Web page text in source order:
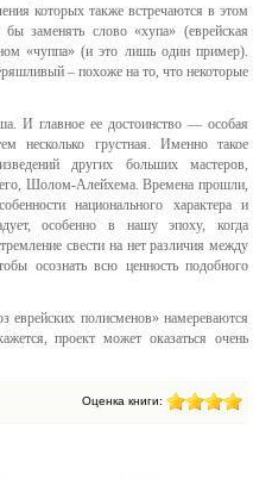
которых также встречаются в этом
заменять слово «хупа» (еврейская
«чуппа» (и это лишь один пример).
– похоже на то, что некоторые
И главное ее достоинство — особая
несколько грустная. Именно такое
других больших мастеров,
Шолом-Алейхема. Времена прошли,
национального характера и
особенно в нашу эпоху, когда
свести на нет различия между
осознать всю ценность подобного
полисменов» намереваются
проект может оказаться очень
Оценка книги: